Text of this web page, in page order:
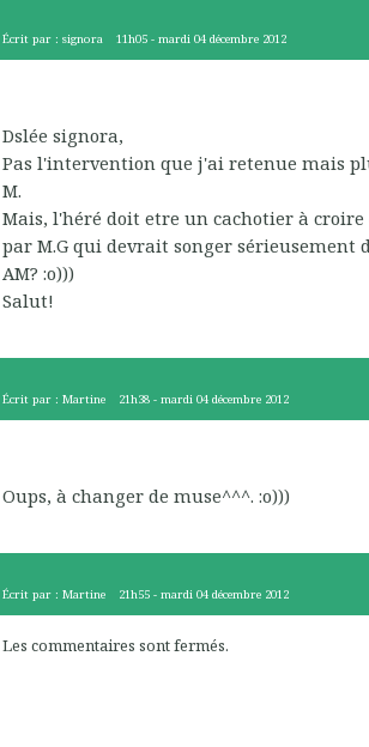
Écrit par : signora 11h05 -mardi 04 décembre 2012
Dslée signora,
Pas l'intervention que j'ai retenue mais
M.
Mais, l'héré doit etre un cachotier à
par M.G qui devrait songer sérieusement
AM? :o)))
Salut!
Écrit par : Martine 21h38 -mardi 04 décembre 2012
Oups, à changer de muse^^^. :o)))
Écrit par : Martine 21h55 -mardi 04 décembre 2012
Les commentaires sont fermés.